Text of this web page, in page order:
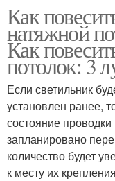
Как
натяжной
Как
потолок: 3
Если светильник
установлен ранее,
состояние
запланировано
количество будет
к месту их